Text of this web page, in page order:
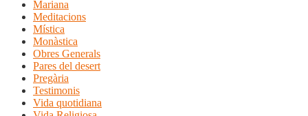
Mariana
Meditacions
Mística
Monàstica
Obres Generals
Pares del desert
Pregària
Testimonis
Vida quotidiana